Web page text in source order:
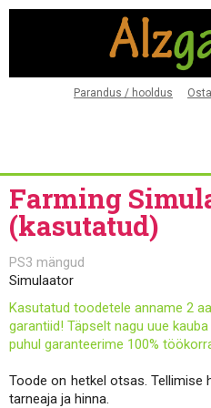
Parandus / hooldus
Farming
(kasutatud)
PS3 mängud
Simulaator
Kasutatud toodetele anname 2
garantiid! Täpselt nagu uue kauba
puhul garanteerime 100%
Toode on hetkel otsas. Tellimise
tarneaja ja hinna.